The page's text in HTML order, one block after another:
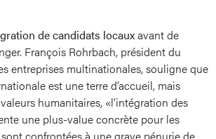
de candidats locauxavant de
François Rohrbach, président du
entreprises multinationales, souligne que
est une terre d’accueil, mais
humanitaires, «l’intégration des
une plus-value concrète pour les